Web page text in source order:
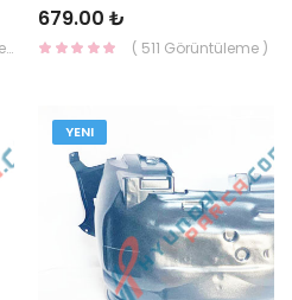
( 220 Görüntüleme )
679.00 ₺
( 511 Görüntüleme )
YENI